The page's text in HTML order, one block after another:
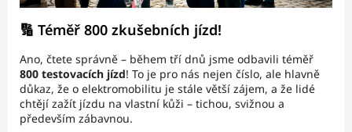
🔢 Téměř 800 zkušebních jízd!
Ano, čtete správně – během tří dnů jsme odbavili téměř
800 testovacích jízd! To je pro nás nejen číslo, ale hlavně
důkaz, že o elektromobilitu je stále větší zájem, a že lidé
chtějí zažít jízdu na vlastní kůži – tichou, svižnou a
především zábavnou.